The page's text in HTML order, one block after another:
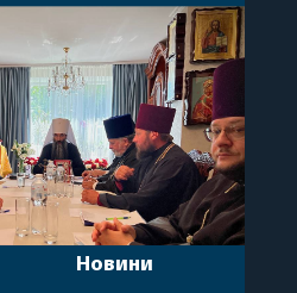
Новини